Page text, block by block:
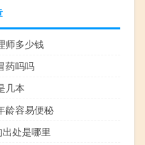
师多少钱
药吗吗
几本
龄容易便秘
出处是哪里